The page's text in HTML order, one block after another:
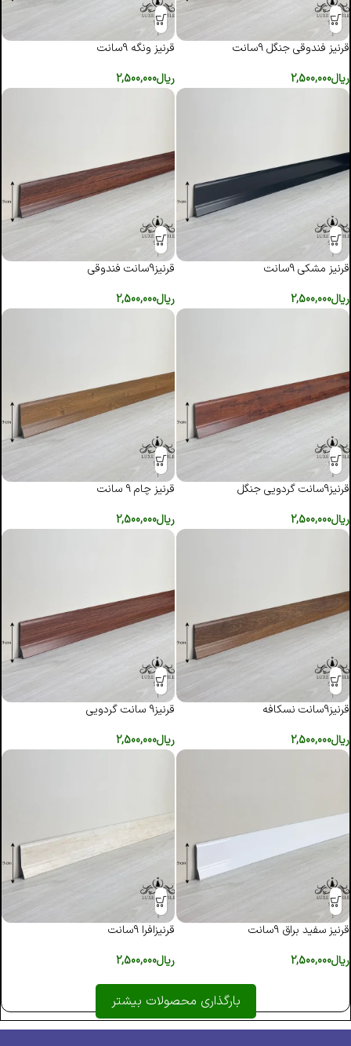
قرنیز فندوقی جنگل 9سانت
ریال2,500,000
قرنیز ونگه 9سانت
ریال2,500,000
قرنیز مشکی 9سانت
ریال2,500,000
قرنیز9سانت فندوقی
ریال2,500,000
قرنیز9سانت گردویی جنگل
ریال2,500,000
قرنیز چام 9 سانت
ریال2,500,000
قرنیز9سانت نسکافه
ریال2,500,000
قرنیز9 سانت گردویی
ریال2,500,000
قرنیز سفید براق 9سانت
ریال2,500,000
قرنیزافرا 9سانت
ریال2,500,000
بارگذاری محصولات بیشتر